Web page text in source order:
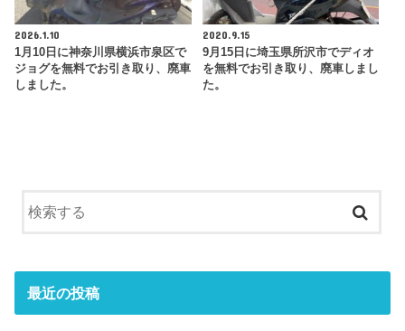
2026.1.10
1月10日に神奈川県横浜市泉区で
ジョグを無料でお引き取り、廃車
しました。
2020.9.15
9月15日に埼玉県所沢市でディオ
を無料でお引き取り、廃車しまし
た。
最近の投稿